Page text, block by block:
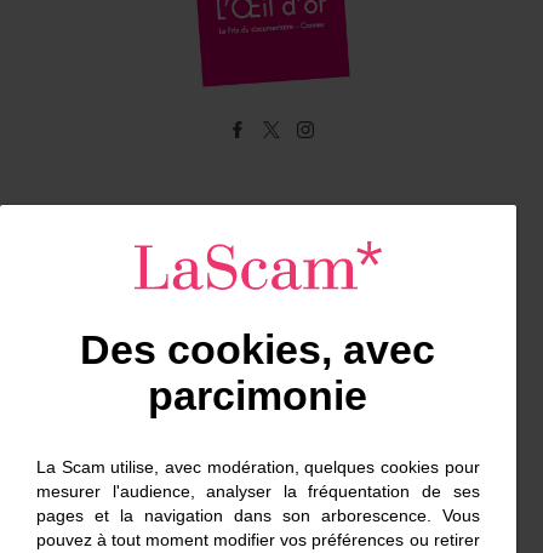
prixdudocumentaire-cannes@scam.fr
01 56 69 58 88
stephane.joseph@scam.fr
Des cookies, avec
parcimonie
La Scam utilise, avec modération, quelques cookies pour
mesurer l'audience, analyser la fréquentation de ses
pages et la navigation dans son arborescence. Vous
pouvez à tout moment modifier vos préférences ou retirer